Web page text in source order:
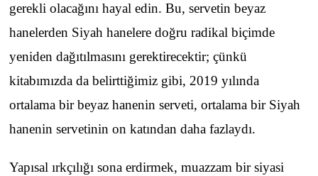
gerekli olacağını hayal edin. Bu, servetin beyaz
hanelerden Siyah hanelere doğru radikal biçimde
yeniden dağıtılmasını gerektirecektir; çünkü
kitabımızda da belirttiğimiz gibi, 2019 yılında
ortalama bir beyaz hanenin serveti, ortalama bir Siyah
hanenin servetinin on katından daha fazlaydı.
Yapısal ırkçılığı sona erdirmek, muazzam bir siyasi